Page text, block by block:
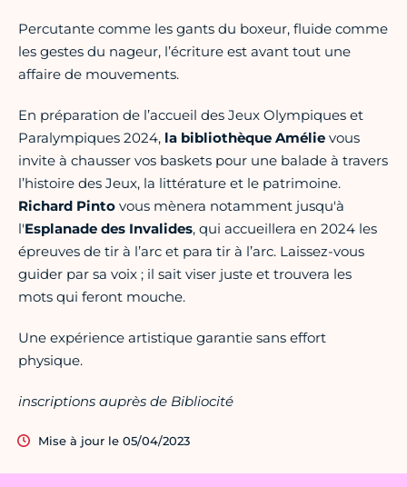
Percutante comme les gants du boxeur, fluide comme
les gestes du nageur, l’écriture est avant tout une
affaire de mouvements.
En préparation de l’accueil des Jeux Olympiques et
Paralympiques 2024, la bibliothèque Amélie vous
invite à chausser vos baskets pour une balade à travers
l’histoire des Jeux, la littérature et le patrimoine.
Richard Pinto vous mènera notamment jusqu'à
l'Esplanade des Invalides, qui accueillera en 2024 les
épreuves de tir à l’arc et para tir à l’arc. Laissez-vous
guider par sa voix ; il sait viser juste et trouvera les
mots qui feront mouche.
Une expérience artistique garantie sans effort
physique.
inscriptions auprès de Bibliocité
Mise à jour le 05/04/2023